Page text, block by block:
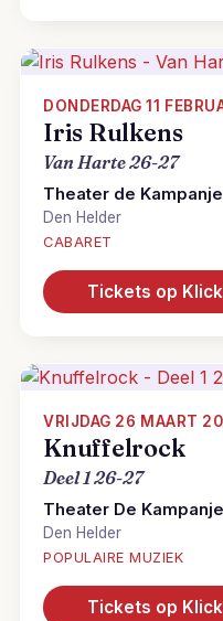
DONDERDAG 11
Iris Rulkens
Van Harte 26-27
Theater de Kampanje
Den Helder
CABARET
Tickets op
VRIJDAG 26 MAART
Knuffelrock
Deel 1 26-27
Theater De Kampanje
Den Helder
POPULAIRE MUZIEK
Tickets op